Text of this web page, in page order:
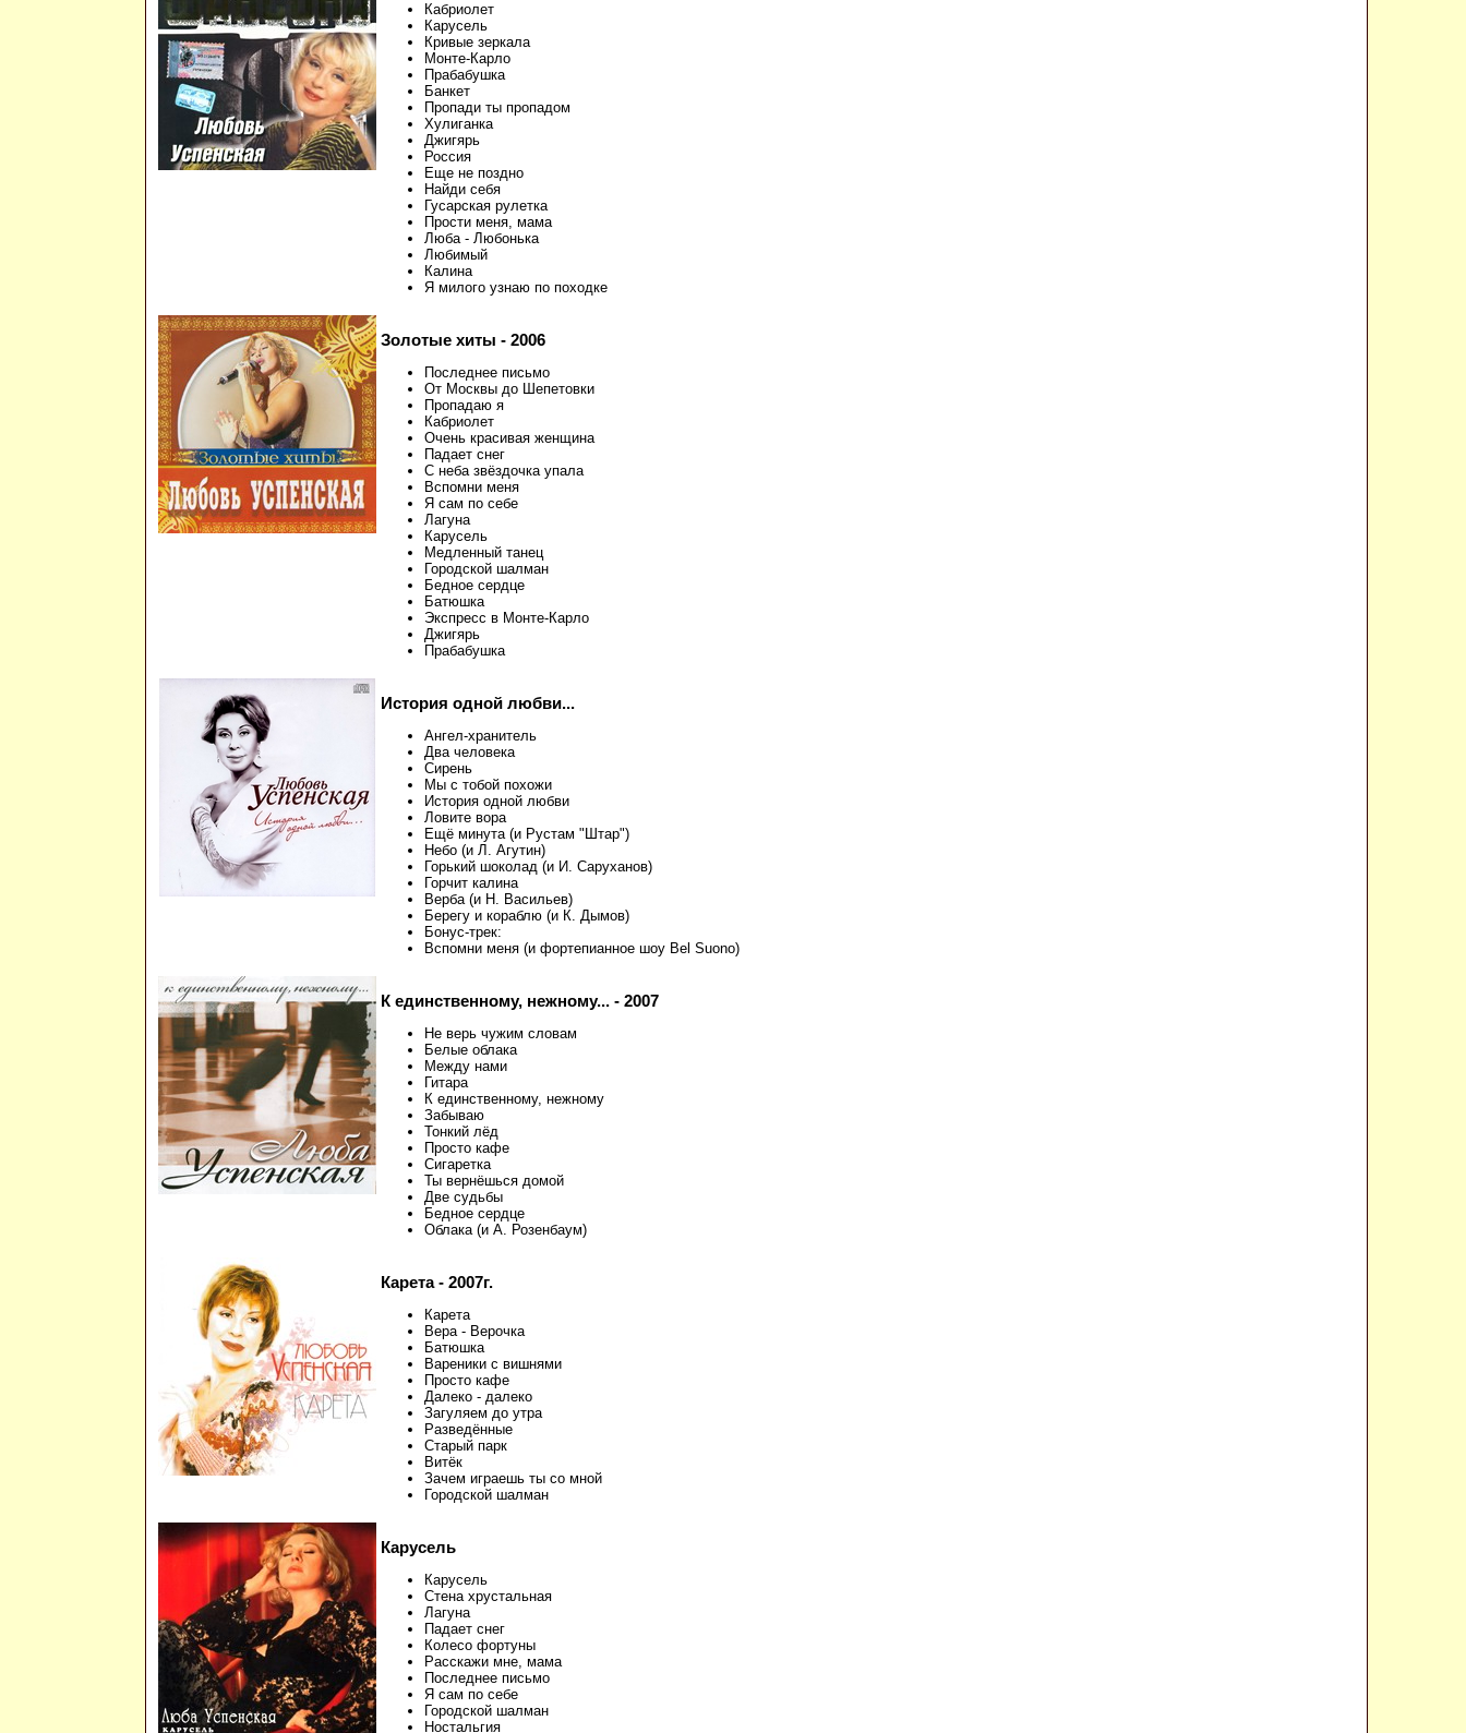
Кабриолет
Карусель
Кривые зеркала
Монте-Карло
Прабабушка
Банкет
Пропади ты пропадом
Хулиганка
Джигярь
Россия
Еще не поздно
Найди себя
Гусарская рулетка
Прости меня, мама
Люба - Любонька
Любимый
Калина
Я милого узнаю по походке
Золотые хиты - 2006
Последнее письмо
От Москвы до Шепетовки
Пропадаю я
Кабриолет
Очень красивая женщина
Падает снег
С неба звёздочка упала
Вспомни меня
Я сам по себе
Лагуна
Карусель
Медленный танец
Городской шалман
Бедное сердце
Батюшка
Экспресс в Монте-Карло
Джигярь
Прабабушка
История одной любви...
Ангел-хранитель
Два человека
Сирень
Мы с тобой похожи
История одной любви
Ловите вора
Ещё минута (и Рустам "Штар")
Небо (и Л. Агутин)
Горький шоколад (и И. Саруханов)
Горчит калина
Верба (и Н. Васильев)
Берегу и кораблю (и К. Дымов)
Бонус-трек:
Вспомни меня (и фортепианное шоу Bel Suono)
К единственному, нежному... - 2007
Не верь чужим словам
Белые облака
Между нами
Гитара
К единственному, нежному
Забываю
Тонкий лёд
Просто кафе
Сигаретка
Ты вернёшься домой
Две судьбы
Бедное сердце
Облака (и А. Розенбаум)
Карета - 2007г.
Карета
Вера - Верочка
Батюшка
Вареники с вишнями
Просто кафе
Далеко - далеко
Загуляем до утра
Разведённые
Старый парк
Витёк
Зачем играешь ты со мной
Городской шалман
Карусель
Карусель
Стена хрустальная
Лагуна
Падает снег
Колесо фортуны
Расскажи мне, мама
Последнее письмо
Я сам по себе
Городской шалман
Ностальгия